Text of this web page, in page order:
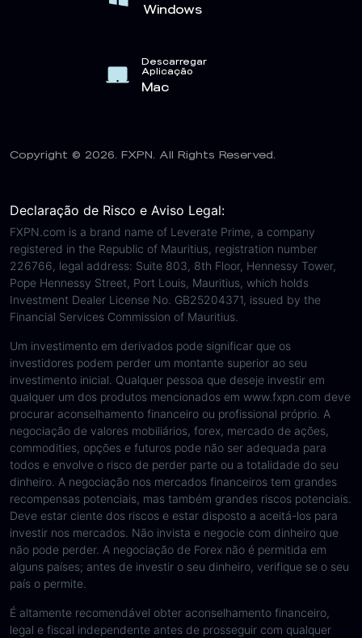
Windows
Descarregar
Aplicação
Mac
Copyright © 2026. FXPN. All Rights Reserved.
Declaração de Risco e Aviso Legal:
FXPN.com is a brand name of Leverate Prime, a company
registered in the Republic of Mauritius, registration number
226766, legal address: Suite 803, 8th Floor, Hennessy Tower,
Pope Hennessy Street, Port Louis, Mauritius, which holds
Investment Dealer License No. GB25204371, issued by the
Financial Services Commission of Mauritius.
Um investimento em derivados pode significar que os
investidores podem perder um montante superior ao seu
investimento inicial. Qualquer pessoa que deseje investir em
qualquer um dos produtos mencionados em www.fxpn.com deve
procurar aconselhamento financeiro ou profissional próprio. A
negociação de valores mobiliários, forex, mercado de ações,
commodities, opções e futuros pode não ser adequada para
todos e envolve o risco de perder parte ou a totalidade do seu
dinheiro. A negociação nos mercados financeiros tem grandes
recompensas potenciais, mas também grandes riscos potenciais.
Deve estar ciente dos riscos e estar disposto a aceitá-los para
investir nos mercados. Não invista e negocie com dinheiro que
não pode perder. A negociação de Forex não é permitida em
alguns países; antes de investir o seu dinheiro, verifique se o seu
país o permite.
É altamente recomendável obter aconselhamento financeiro,
legal e fiscal independente antes de prosseguir com qualquer